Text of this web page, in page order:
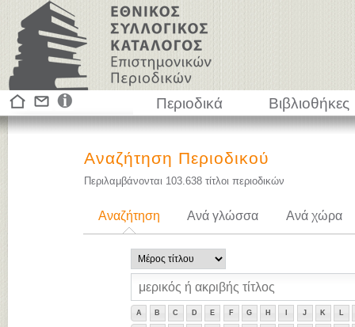
Περιοδικά Βιβλιοθήκες
Αναζήτηση Περιοδικού
Περιλαμβάνονται 103.638 τίτλοι περιοδικών
Αναζήτηση Ανά γλώσσα Ανά χώρα
A B C D E F G H J K L